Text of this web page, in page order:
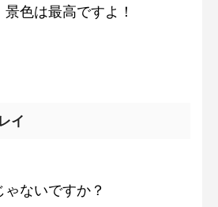
色は最高ですよ！
イ
ゃないですか？